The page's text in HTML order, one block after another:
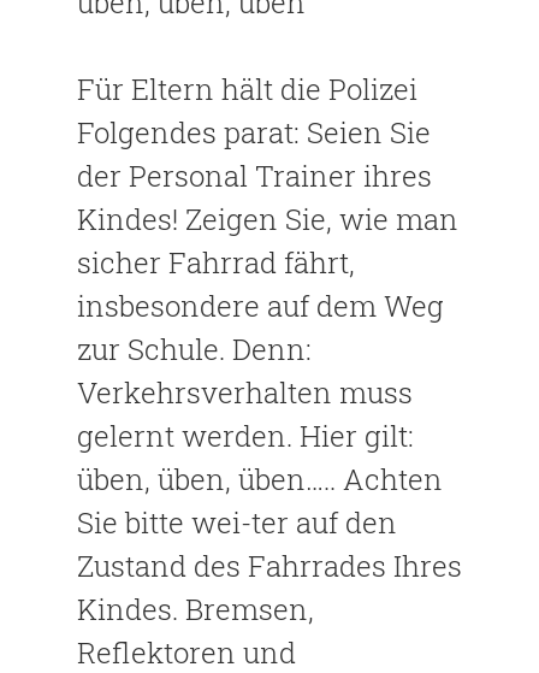
Für Eltern hält die Polizei
Folgendes parat: Seien Sie
der Personal Trainer ihres
Kindes! Zeigen Sie, wie man
sicher Fahrrad fährt,
insbesondere auf dem Weg
zur Schule. Denn:
Verkehrsverhalten muss
gelernt werden. Hier gilt:
üben, üben, üben….. Achten
Sie bitte wei-ter auf den
Zustand des Fahrrades Ihres
Kindes. Bremsen,
Reflektoren und